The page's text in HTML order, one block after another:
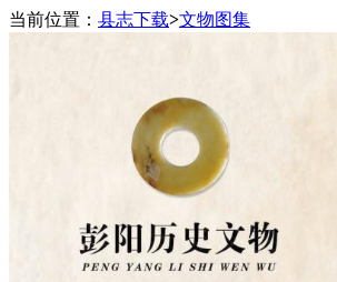
当前位置： 县志下载>文物图集